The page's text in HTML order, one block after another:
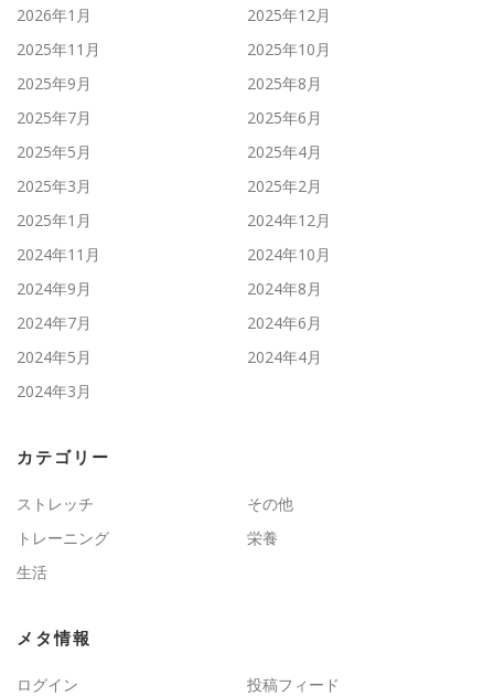
2026年1月
2025年12月
2025年11月
2025年10月
2025年9月
2025年8月
2025年7月
2025年6月
2025年5月
2025年4月
2025年3月
2025年2月
2025年1月
2024年12月
2024年11月
2024年10月
2024年9月
2024年8月
2024年7月
2024年6月
2024年5月
2024年4月
2024年3月
カテゴリー
ストレッチ
その他
トレーニング
栄養
生活
メタ情報
ログイン 投稿フィード